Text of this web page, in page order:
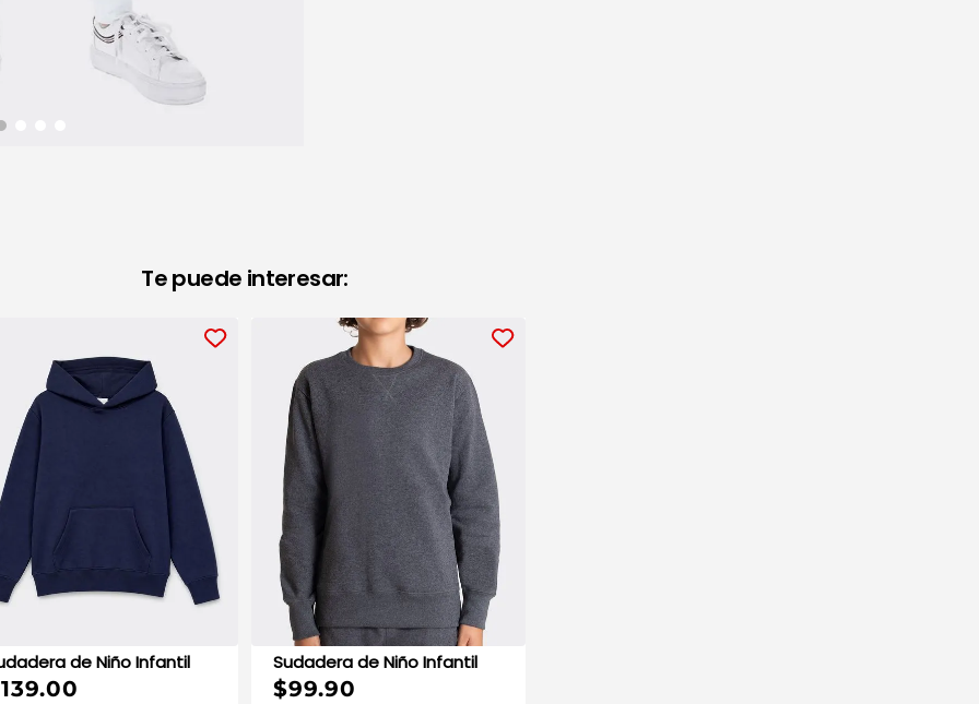
Te puede interesar:
Sudadera de Niño Infantil Sudadera de Niño Infantil
$99.90